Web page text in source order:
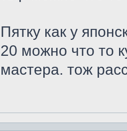
Пятку как у
20 можно что то
мастера. тож